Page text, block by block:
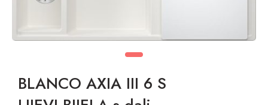
BLANCO AXIA III 6 S